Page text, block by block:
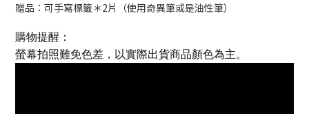
贈品：可手寫標籤＊2片（使用奇異筆或是油性筆）
購物提醒：
螢幕拍照難免色差，以實際出貨商品顏色為主。